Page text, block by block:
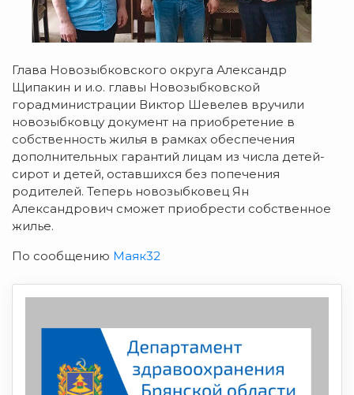
Глава Новозыбковского округа Александр
Щипакин и и.о. главы Новозыбковской
горадминистрации Виктор Шевелев вручили
новозыбковцу документ на приобретение в
собственность жилья в рамках обеспечения
дополнительных гарантий лицам из числа детей-
сирот и детей, оставшихся без попечения
родителей. Теперь новозыбковец Ян
Александрович сможет приобрести собственное
жилье.
По сообщению Маяк32